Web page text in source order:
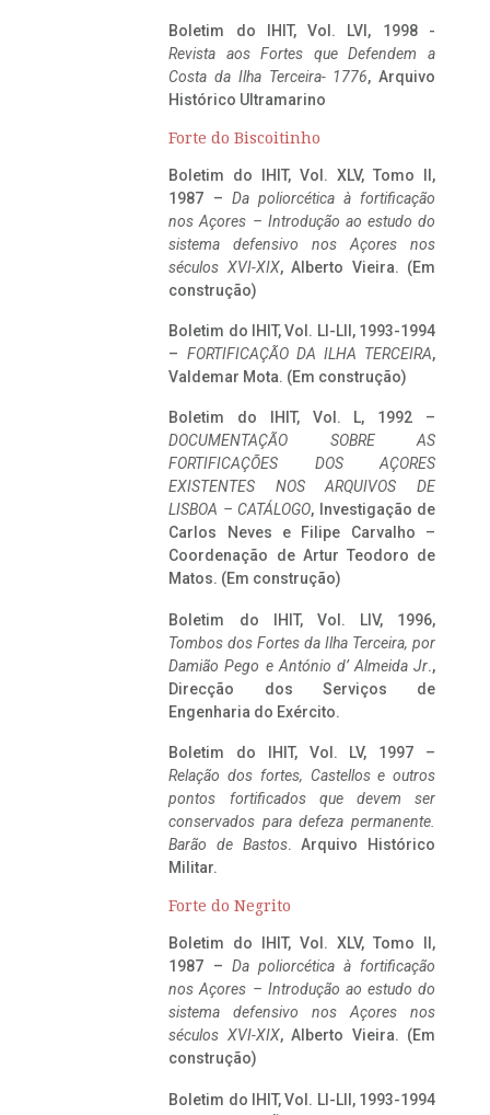
Boletim do IHIT, Vol. LVI, 1998 -
Revista aos Fortes que Defendem a
Costa da Ilha Terceira- 1776, Arquivo
Histórico Ultramarino
Forte do Biscoitinho
Boletim do IHIT, Vol. XLV, Tomo II,
1987 – Da poliorcética à fortificação
nos Açores – Introdução ao estudo do
sistema defensivo nos Açores nos
séculos XVI-XIX, Alberto Vieira. (Em
construção)
Boletim do IHIT, Vol. LI-LII, 1993-1994
– FORTIFICAÇÃO DA ILHA TERCEIRA,
Valdemar Mota. (Em construção)
Boletim do IHIT, Vol. L, 1992 –
DOCUMENTAÇÃO SOBRE AS
FORTIFICAÇÕES DOS AÇORES
EXISTENTES NOS ARQUIVOS DE
LISBOA – CATÁLOGO, Investigação de
Carlos Neves e Filipe Carvalho –
Coordenação de Artur Teodoro de
Matos. (Em construção)
Boletim do IHIT, Vol. LIV, 1996,
Tombos dos Fortes da Ilha Terceira, por
Damião Pego e António d’ Almeida Jr.,
Direcção dos Serviços de
Engenharia do Exército.
Boletim do IHIT, Vol. LV, 1997 –
Relação dos fortes, Castellos e outros
pontos fortificados que devem ser
conservados para defeza permanente.
Barão de Bastos. Arquivo Histórico
Militar.
Forte do Negrito
Boletim do IHIT, Vol. XLV, Tomo II,
1987 – Da poliorcética à fortificação
nos Açores – Introdução ao estudo do
sistema defensivo nos Açores nos
séculos XVI-XIX, Alberto Vieira. (Em
construção)
Boletim do IHIT, Vol. LI-LII, 1993-1994